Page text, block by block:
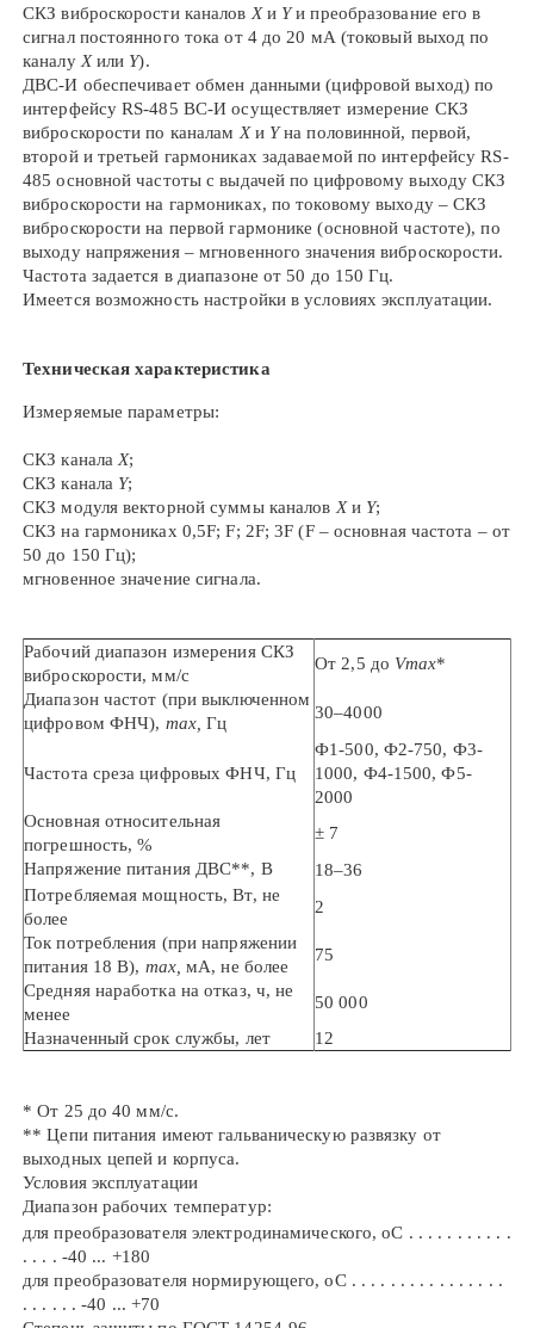
СКЗ виброскорости каналов Хи Yи преобразование его в
сигнал постоянного тока от 4 до 20 мА (токовый выход по
каналу Хили Y).
ДВС-И обеспечивает обмен данными (цифровой выход) по
интерфейсу RS-485 ВС-И осуществляет измерение СКЗ
виброскорости по каналам Хи Yна половинной, первой,
второй и третьей гармониках задаваемой по интерфейсу RS-
485 основной частоты c выдачей по цифровому выходу СКЗ
виброскорости на гармониках, по токовому выходу – СКЗ
виброскорости на первой гармонике (основной частоте), по
выходу напряжения – мгновенного значения виброскорости.
Частота задается в диапазоне от 50 до 150 Гц.
Имеется возможность настройки в условиях эксплуатации.
Техническая характеристика
Измеряемые параметры:
СКЗ каналаХ;
СКЗ канала Y;
СКЗ модуля векторной суммы каналовХи Y;
СКЗ на гармониках 0,5F; F; 2F; 3F (F – основная частота – от
50 до 150 Гц);
мгновенное значение сигнала.
Рабочий диапазон измерения СКЗ
виброскорости, мм/с
От 2,5 до Vmax*
Диапазон частот (при выключенном
цифровом ФНЧ), max, Гц
30–4000
Частота среза цифровых ФНЧ, Гц
Ф1-500, Ф2-750, Ф3-
1000, Ф4-1500, Ф5-
2000
Основная относительная
погрешность, %
± 7
Напряжение питания ДВС**, В
18–36
Потребляемая мощность, Вт, не
более
2
Ток потребления (при напряжении
питания 18 В), max, мА, не более
75
Средняя наработка на отказ, ч, не
менее
50 000
Назначенный срок службы, лет
12
*От 25 до 40 мм/с.
**Цепи питания имеют гальваническую развязку от
выходных цепей и корпуса.
Условия эксплуатации
Диапазон рабочих температур:
для преобразователя электродинамического,оС . . . . . . . . . . .
. . . . -40 ... +180
для преобразователя нормирующего,оС . . . . . . . . . . . . . . . .
. . . . . . -40 ... +70